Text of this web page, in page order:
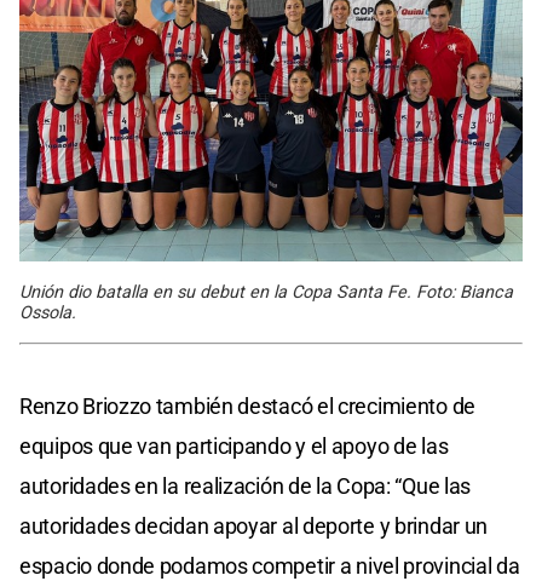
Unión dio batalla en su debut en la Copa Santa Fe. Foto: Bianca
Ossola.
Renzo Briozzo también destacó el crecimiento de
equipos que van participando y el apoyo de las
autoridades en la realización de la Copa: “Que las
autoridades decidan apoyar al deporte y brindar un
espacio donde podamos competir a nivel provincial da